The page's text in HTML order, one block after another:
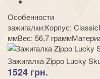
Особенности
зажигалки:Корпус:
ммВес: 56,7
Зажигалка Zippo Lucky
1524 грн.